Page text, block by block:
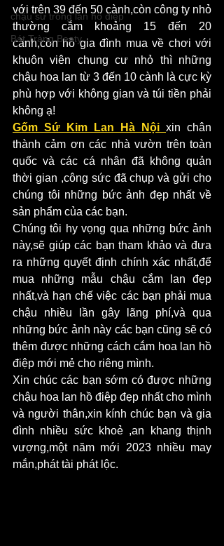
chậu sứ trồng lan hồ điệp
Bát Tràng Beaty
với trên 39 đến 50 cành,còn công ty nhỏ
thường cắm khoảng 15 đến 20
cành,còn hồ gia đình mua về chơi với
khuôn viên chung cư nhỏ thì những
chậu hoa lan từ 3 đến 10 cành là cực kỳ
phù hợp với không gian và túi tiền phải
không ạ!
Gốm Sứ Kim Lan Hà Nội xin chân
thành cảm ơn các nhà vườn trên toàn
quốc và các cá nhân đã không quản
thời gian ,công sức đã chụp và gửi cho
chúng tôi những bức ảnh đẹp nhất về
sản phẩm của các bạn.
Chúng tôi hy vọng qua những bức ảnh
này,sẽ giúp các bạn tham khảo và đưa
ra những quyết định chính xác nhất,để
mua những mẫu chậu cắm lan đẹp
nhất,và hạn chế việc các bạn phải mua
chậu nhiều lần gây lãng phí,và qua
những bức ảnh này các bạn cũng sẽ có
thêm được những cách cắm hoa lan hồ
điệp mới mẻ cho riêng mình.
Xin chúc các bạn sớm có được những
chậu hoa lan hồ điệp đẹp nhất cho mình
và người thân,xin kính chúc bạn và gia
đình nhiều sức khoẻ ,an khang thịnh
vượng,một năm mới 2023 nhiều may
mắn,phát tài phát lộc.